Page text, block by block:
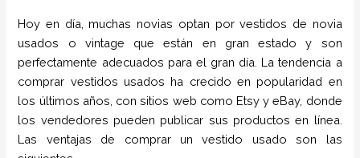
Hoy en día, muchas novias optan por vestidos de novia
usados o vintage que están en gran estado y son
perfectamente adecuados para el gran día. La tendencia a
comprar vestidos usados ha crecido en popularidad en
los últimos años, con sitios web como Etsy y eBay, donde
los vendedores pueden publicar sus productos en línea.
Las ventajas de comprar un vestido usado son las